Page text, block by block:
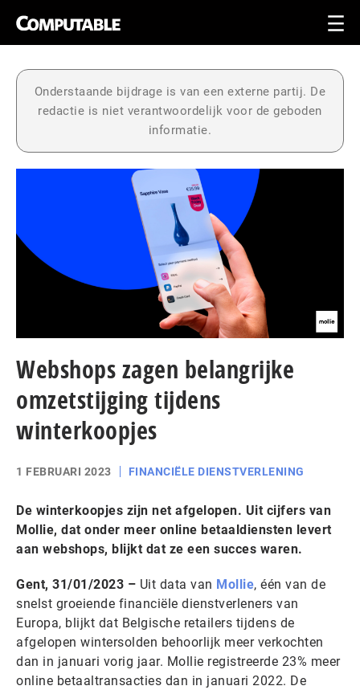
Onderstaande bijdrage is van een externe partij. De
redactie is niet verantwoordelijk voor de geboden
informatie.
Webshops zagen belangrijke
omzetstijging tijdens
winterkoopjes
1 FEBRUARI 2023 FINANCIËLE DIENSTVERLENING
De winterkoopjes zijn net afgelopen. Uit cijfers van
Mollie, dat onder meer online betaaldiensten levert
aan webshops, blijkt dat ze een succes waren.
Gent, 31/01/2023 – Uit data van Mollie, één van de
snelst groeiende financiële dienstverleners van
Europa, blijkt dat Belgische retailers tijdens de
afgelopen wintersolden behoorlijk meer verkochten
dan in januari vorig jaar. Mollie registreerde 23% meer
online betaaltransacties dan in januari 2022. De